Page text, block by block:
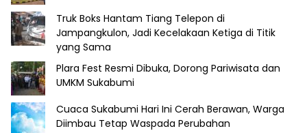
Truk Boks Hantam Tiang Telepon di
Jampangkulon, Jadi Kecelakaan Ketiga di Titik
yang Sama
Plara Fest Resmi Dibuka, Dorong Pariwisata dan
UMKM Sukabumi
Cuaca Sukabumi Hari Ini Cerah Berawan, Warga
Diimbau Tetap Waspada Perubahan